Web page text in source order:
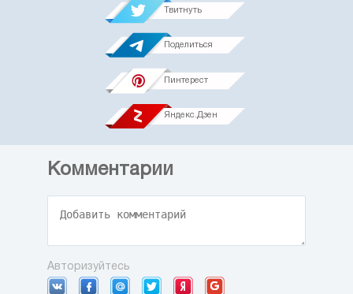
Твитнуть
Поделиться
Пинтерест
Яндекс.Дзен
Комментарии
Авторизуйтесь